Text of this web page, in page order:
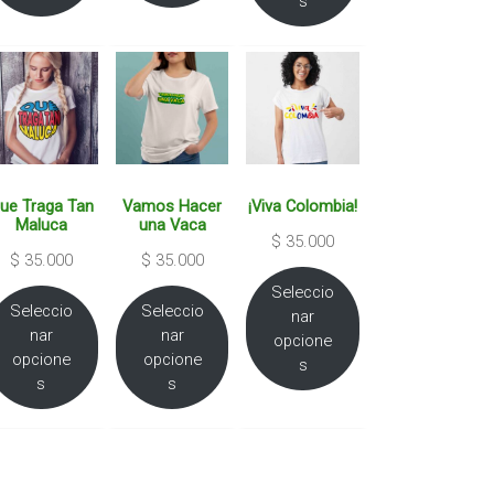
Traga Tan
Maluca
$ 35.000
Seleccio
nar
opcione
s
Vamos Hacer
una Vaca
$ 35.000
Seleccio
nar
opcione
s
¡Viva Colombia!
$ 35.000
Seleccio
nar
opcione
s